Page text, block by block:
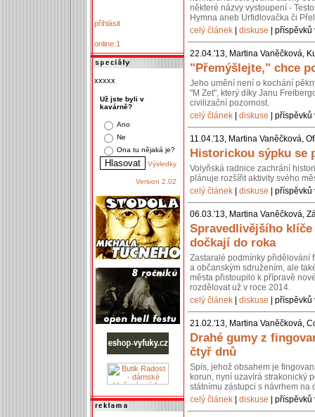
přihlásit
online:1
xxxxx
Už jste byli v
kavárně?
Ano
Ne
Ona tu nějaká je?
Výsledky
Version 2.02
některé názvy vystoupení -
Hymna aneb Urfidlovačka či
celý článek
diskuse |
22.04.'13, Martina Vaněčková,
"Přemýšlejte," chce
Jeho umění není o kochání
"M Zet", který díky Janu
civilizační pozornost.
celý článek
diskuse |
11.04.'13, Martina Vaněčková,
Historickou sýpku se
Volyňská radnice zachrání
plánuje rozšířit aktivity svého
celý článek
diskuse |
06.03.'13, Martina Vaněčková,
Spravedlivějšího
dočkají do roka
Zastaralé podmínky přidělování
a občanským sdružením, ale
města přistoupilo k přípravě
rozdělovat už v roce 2014.
celý článek
diskuse |
21.02.'13, Martina Vaněčková,
Drahé gumy z
čtyř dnů
Spis, jehož obsahem je
korun, nyní uzavírá strakonický
státnímu zástupci s návrhem na
celý článek
diskuse |